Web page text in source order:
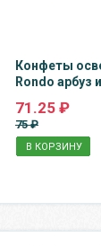
Конфеты
Rondo арбуз
71.25 ₽
75 ₽
В КОРЗИНУ